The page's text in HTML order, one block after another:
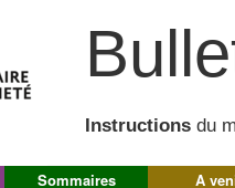
Instructions du
Sommaires A